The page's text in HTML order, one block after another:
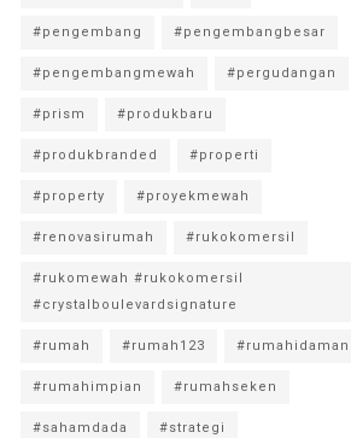
#pengembang #pengembangbesar
#pengembangmewah #pergudangan
#prism #produkbaru
#produkbranded #properti
#property #proyekmewah
#renovasirumah #rukokomersil
#rukomewah #rukokomersil
#crystalboulevardsignature
#rumah #rumah123 #rumahidaman
#rumahimpian #rumahseken
#sahamdada #strategi